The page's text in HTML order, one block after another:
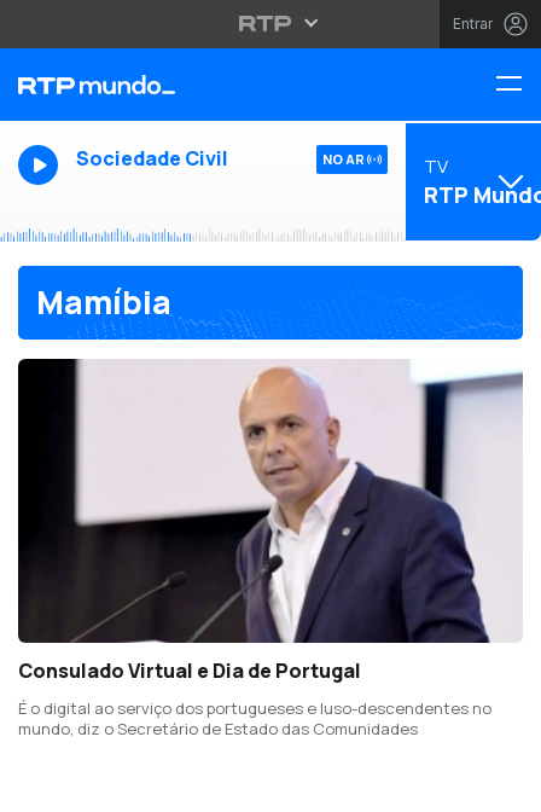
Entrar
Sociedade Civil NO AR TV
RTP
Mamíbia
Consulado Virtual e Dia de Portugal
É o digital ao serviço dos portugueses e luso-descendentes no
mundo, diz o Secretário de Estado das Comunidades